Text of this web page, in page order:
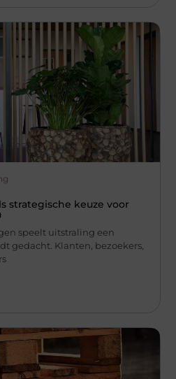
strategische keuze voor
speelt uitstraling een
gedacht. Klanten, bezoekers,